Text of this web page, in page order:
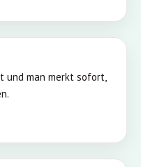
und man merkt sofort,